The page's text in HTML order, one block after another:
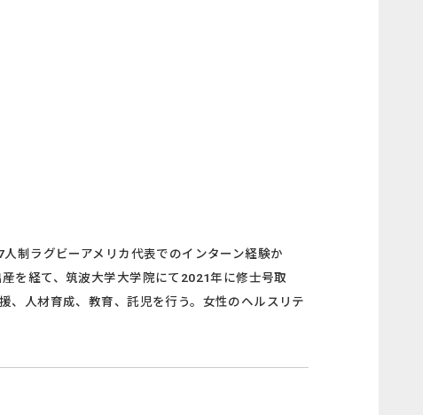
制ラグビーアメリカ代表でのインターン経験か
を経て、筑波大学大学院にて2021年に修士号取
、人材育成、教育、託児を行う。女性のヘルスリテ